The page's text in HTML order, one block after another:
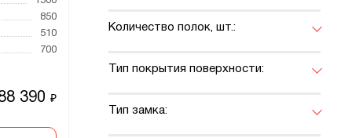
850
510
700
390 ₽
Количество полок, шт.:
Тип покрытия поверхности:
Тип замка: